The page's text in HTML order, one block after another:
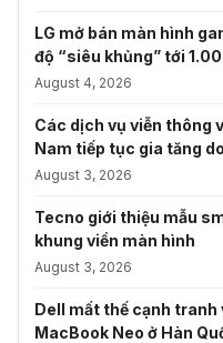
LG mở bán màn hình
độ “siêu khủng” tới
August 4, 2026
Các dịch vụ viễn thông
Nam tiếp tục gia tăng
August 3, 2026
Tecno giới thiệu mẫu
khung viền màn hình
August 3, 2026
Dell mất thế cạnh tranh
MacBook Neo ở Hàn